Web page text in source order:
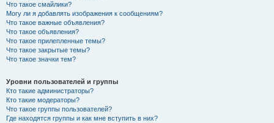
Что такое смайлики?
Могу ли я добавлять изображения к сообщениям?
Что такое важные объявления?
Что такое объявления?
Что такое прилепленные темы?
Что такое закрытые темы?
Что такое значки тем?
Уровни пользователей и группы
Кто такие администраторы?
Кто такие модераторы?
Что такое группы пользователей?
Где находятся группы и как мне вступить в них?